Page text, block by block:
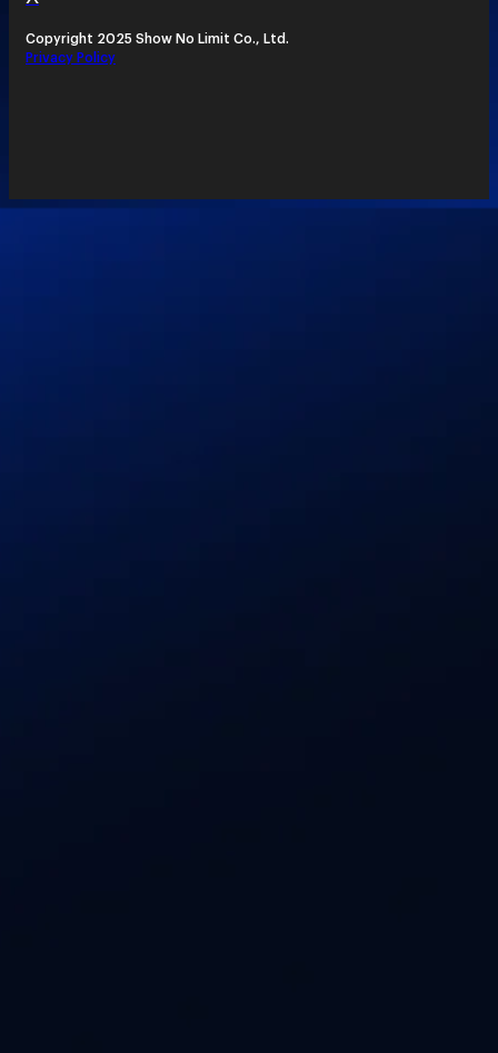
Copyright 2025 Show No Limit Co., Ltd.
Privacy Policy